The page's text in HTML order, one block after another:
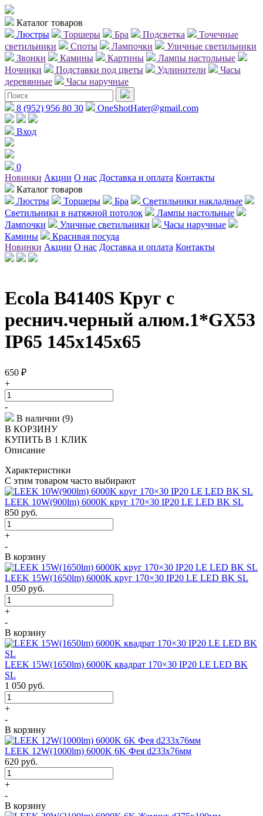
Каталог товаров
Люстры
Торшеры Бра Подсветка
Точечные
светильники
Споты Лампочки
Уличные светильники
Звонки
Камины Картины
Лампы настольные
Ночники
Подставки под цветы Удлинители
Часы
деревянные
Часы наручные
8 (952) 956 80 30 OneShotHater@gmail.com
Вход
0
Новинки Акции О нас Доставка и оплата Контакты
Каталог товаров
Люстры
Торшеры Бра
Светильники накладные
Светильники в натяжной потолок
Лампы настольные
Лампочки
Уличные светильники
Часы наручные
Камины
Красивая посуда
Новинки Акции О нас Доставка и оплата Контакты
Ecola B4140S Круг с
реснич.черный алюм.1*GX53
IP65 145х145х65
650 ₽
+
-
В наличии (9)
В КОРЗИНУ
КУПИТЬ В 1 КЛИК
Описание
Характеристики
С этим товаром часто выбирают
LEEK 10W(900lm) 6000K круг 170×30 IP20 LE LED BK SL
850 руб.
+
-
В корзину
LEEK 15W(1650lm) 6000K круг 170×30 IP20 LE LED BK SL
1 050 руб.
+
-
В корзину
LEEK 15W(1650lm) 6000K квадрат 170×30 IP20 LE LED BK
SL
1 050 руб.
+
-
В корзину
LEEK 12W(1000lm) 6000K 6K Фея d233x76мм
620 руб.
+
-
В корзину